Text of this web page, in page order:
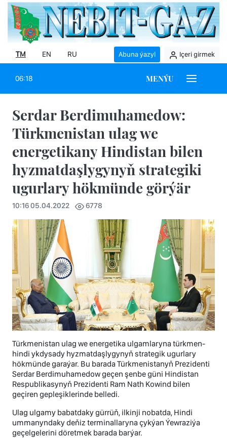
TM EN RU Abuna ýazyl Içeri girmek
06:18 MENÝU
Serdar Berdimuhamedow:
Türkmenistan ulag we
energetikany Hindistan bilen
hyzmatdaşlygynyň strategiki
ugurlary hökmünde görýär
10:16 05.04.2022 6778
Türkmenistan ulag we energetika ulgamlaryna türkmen-
hindi ykdysady hyzmatdaşlygynyň strategik ugurlary
hökmünde garaýar. Bu barada Türkmenistanyň Prezidenti
Serdar Berdimuhamedow geçen şenbe güni Hindistan
Respublikasynyň Prezidenti Ram Nath Kowind bilen
geçiren gepleşiklerinde belledi.
Ulag ulgamy babatdaky gürrüň, ilkinji nobatda, Hindi
ummanyndaky deňiz terminallaryna çykýan Ýewraziýa
geçelgelerini döretmek barada barýar.